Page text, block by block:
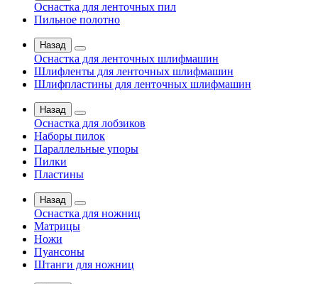
Оснастка для ленточных пил
Пильное полотно
Назад
Оснастка для ленточных шлифмашин
Шлифленты для ленточных шлифмашин
Шлифпластины для ленточных шлифмашин
Назад
Оснастка для лобзиков
Наборы пилок
Параллельные упоры
Пилки
Пластины
Назад
Оснастка для ножниц
Матрицы
Ножи
Пуансоны
Штанги для ножниц